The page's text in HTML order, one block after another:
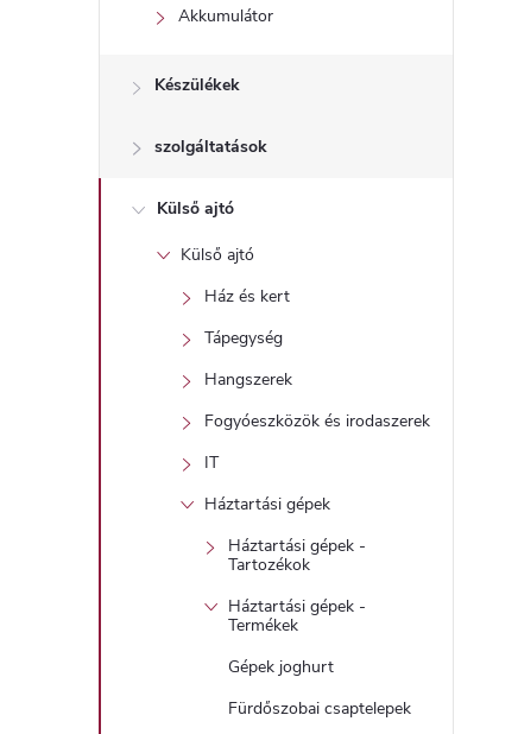
Akkumulátor
Készülékek
szolgáltatások
Külső ajtó
Külső ajtó
Ház és kert
Tápegység
Hangszerek
Fogyóeszközök és irodaszerek
IT
Háztartási gépek
Háztartási gépek -
Tartozékok
Háztartási gépek -
Termékek
Gépek joghurt
Fürdőszobai csaptelepek